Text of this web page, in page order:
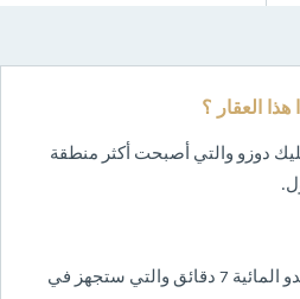
هذا العقار ؟
دوزو والتي أصبحت أكثر منطقة
يبعد المشروع عن محطة إيدو المائية 7 دقائق والتي ستجهز في